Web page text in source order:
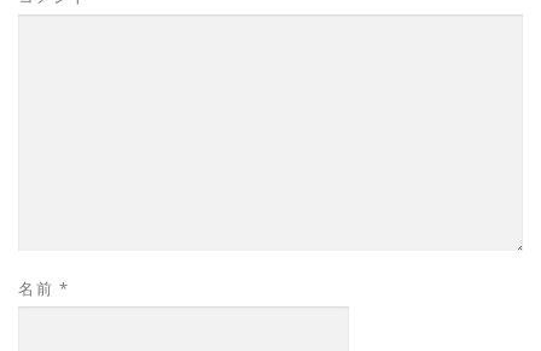
名前 *